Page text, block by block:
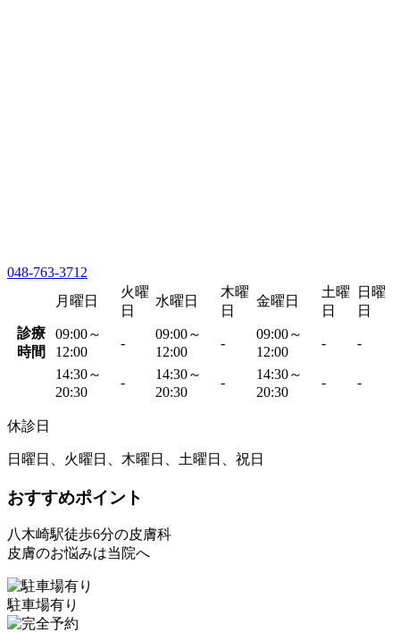
048-763-3712
月曜日
火曜
日
水曜日
木曜
日
金曜日
土曜
日
日曜
日
診療
時間
09:00～
12:00
-
09:00～
12:00
-
09:00～
12:00
- -
14:30～
20:30
-
14:30～
20:30
-
14:30～
20:30
- -
休診日
日曜日、火曜日、木曜日、土曜日、祝日
おすすめポイント
八木崎駅徒歩6分の皮膚科
皮膚のお悩みは当院へ
駐車場有り